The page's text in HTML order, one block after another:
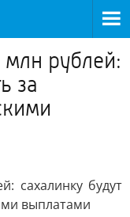
рублей:
за
сахалинку будут
выплатами